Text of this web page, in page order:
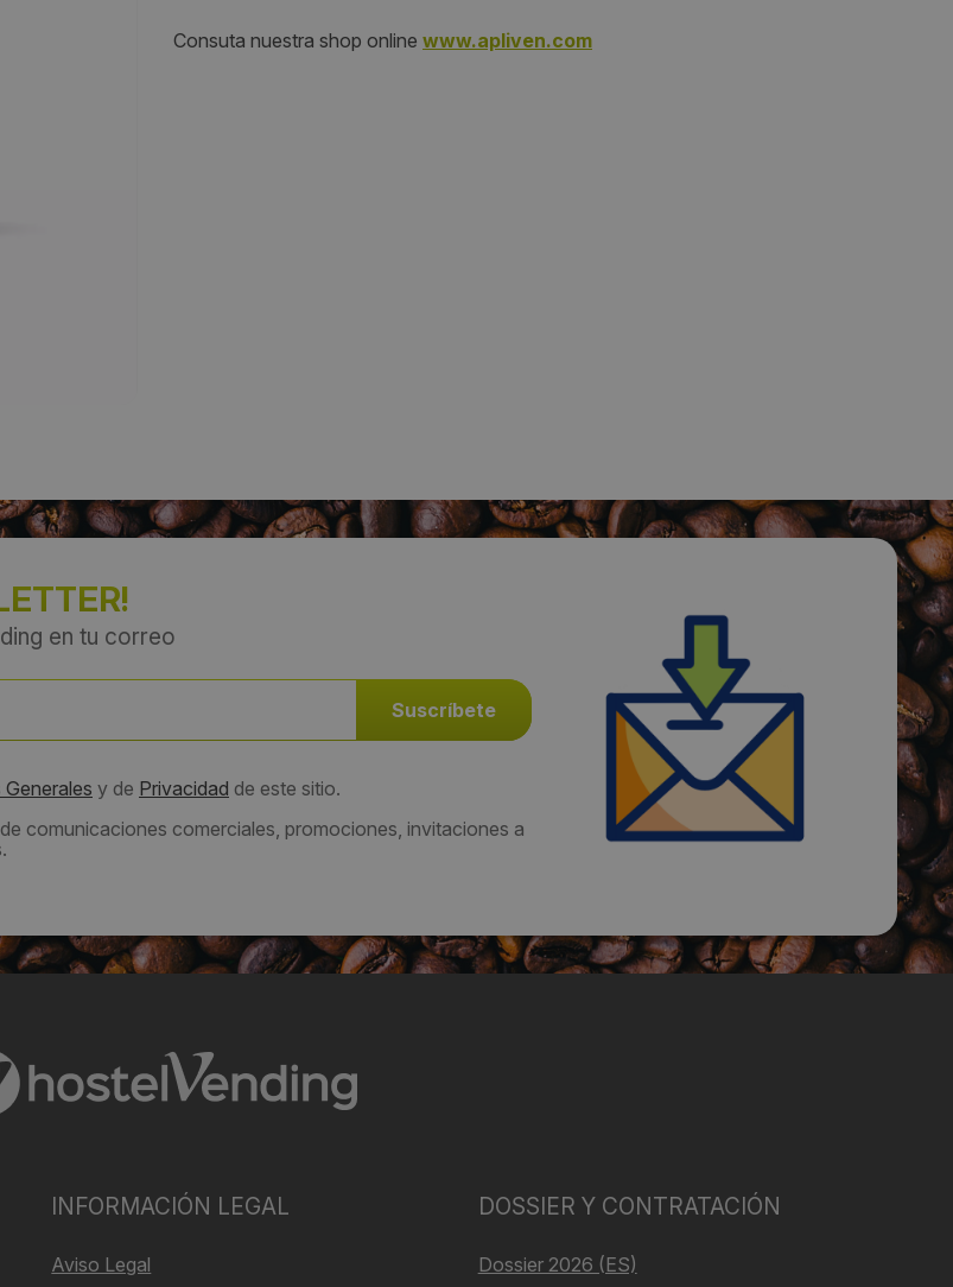
Consuta nuestra shop online www.apliven.com
en tu correo
y de Privacidad de este sitio.
comunicaciones comerciales, promociones, invitaciones a
INFORMACIÓN LEGAL
Aviso Legal
DOSSIER Y CONTRATACIÓN
Dossier 2026 (ES)